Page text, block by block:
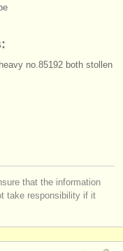
musik
no.85192 both stollen
that the information
take responsibility if it